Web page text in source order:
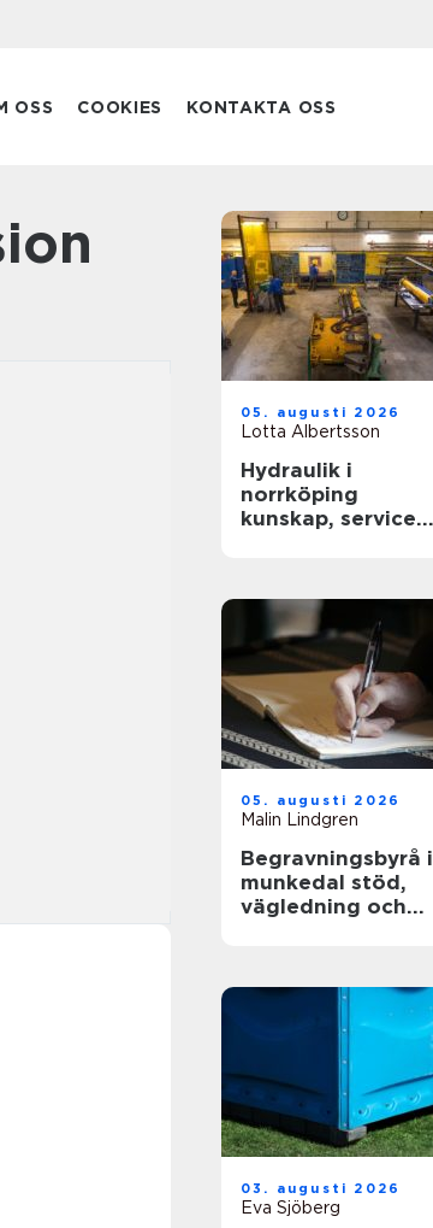
OSS COOKIES KONTAKTA OSS
05. augusti 2026
Lotta Albertsson
Hydraulik i
norrköping
kunskap, service
05. augusti 2026
Malin Lindgren
Begravningsbyrå i
munkedal stöd,
vägledning och
03. augusti 2026
Eva Sjöberg